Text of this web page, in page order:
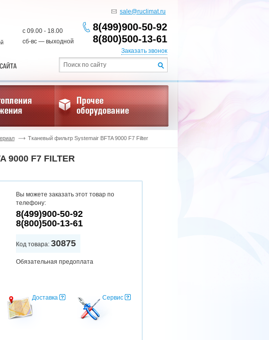
с 09.00 - 18.00
сб-вс — выходной
sale@ruclimat.ru
8(499)900-50-92
8(800)500-13-61
Заказать звонок
Тканевый фильтр Systemair BFTA 9000 F7 Filter
F7 FILTER
Вы можете заказать этот товар по
телефону:
8(499)900-50-92
8(800)500-13-61
Код товара: 30875
Обязательная предоплата
Доставка Сервис